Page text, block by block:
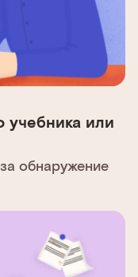
учебника или
обнаружение